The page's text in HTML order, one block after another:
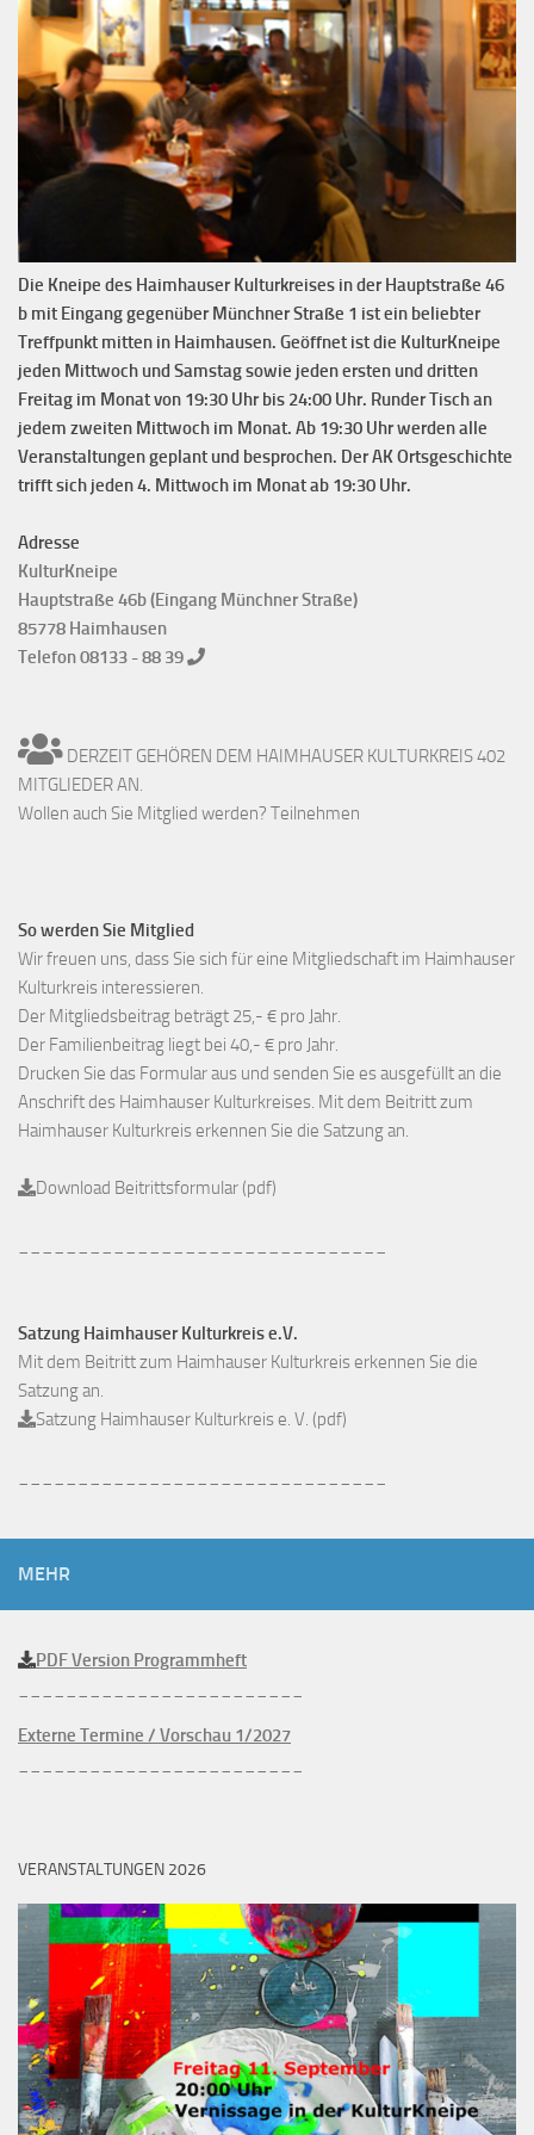
Die Kneipe des Haimhauser Kulturkreises in der Hauptstraße 46
b mit Eingang gegenüber Münchner Straße 1 ist ein beliebter
Treffpunkt mitten in Haimhausen. Geöffnet ist die KulturKneipe
jeden Mittwoch und Samstag sowie jeden ersten und dritten
Freitag im Monat von 19:30 Uhr bis 24:00 Uhr. Runder Tisch an
jedem zweiten Mittwoch im Monat. Ab 19:30 Uhr werden alle
Veranstaltungen geplant und besprochen. Der AK Ortsgeschichte
trifft sich jeden 4. Mittwoch im Monat ab 19:30 Uhr.
Adresse
KulturKneipe
Hauptstraße 46b (Eingang Münchner Straße)
85778 Haimhausen
Telefon 08133 - 88 39
DERZEIT GEHÖREN DEM HAIMHAUSER KULTURKREIS 402
MITGLIEDER AN.
Wollen auch Sie Mitglied werden? Teilnehmen
So werden Sie Mitglied
Wir freuen uns, dass Sie sich für eine Mitgliedschaft im Haimhauser
Kulturkreis interessieren.
Der Mitgliedsbeitrag beträgt 25,- € pro Jahr.
Der Familienbeitrag liegt bei 40,- € pro Jahr.
Drucken Sie das Formular aus und senden Sie es ausgefüllt an die
Anschrift des Haimhauser Kulturkreises. Mit dem Beitritt zum
Haimhauser Kulturkreis erkennen Sie die Satzung an.
Download Beitrittsformular (pdf)
Satzung Haimhauser Kulturkreis e.V.
Mit dem Beitritt zum Haimhauser Kulturkreis erkennen Sie die
Satzung an.
Satzung Haimhauser Kulturkreis e. V. (pdf)
MEHR
PDF Version Programmheft
Externe Termine / Vorschau 1/2027
VERANSTALTUNGEN 2026